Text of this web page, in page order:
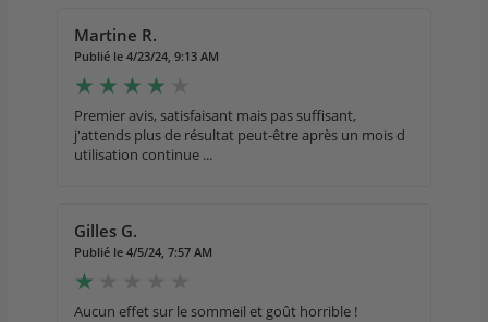
Martine R.
Publié le 4/23/24, 9:13 AM
Premier avis, satisfaisant mais pas suffisant,
j'attends plus de résultat peut-être après un mois d
utilisation continue ...
Gilles G.
Publié le 4/5/24, 7:57 AM
Aucun effet sur le sommeil et goût horrible !